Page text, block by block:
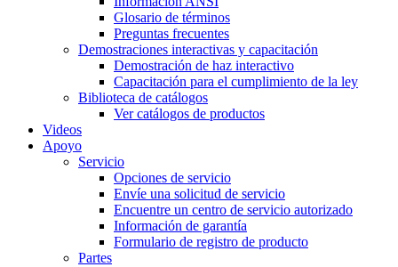
Glosario de términos
Preguntas frecuentes
Demostraciones interactivas y capacitación
Demostración de haz interactivo
Capacitación para el cumplimiento de la ley
Biblioteca de catálogos
Ver catálogos de productos
Videos
Apoyo
Servicio
Opciones de servicio
Envíe una solicitud de servicio
Encuentre un centro de servicio autorizado
Información de garantía
Formulario de registro de producto
Partes